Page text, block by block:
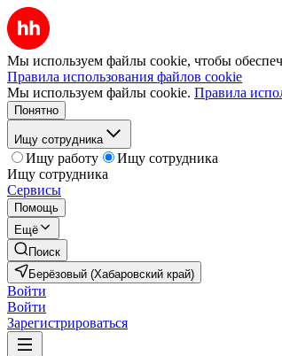
Мы используем файлы cookie, чтобы
Правила использования файлов cookie
Мы используем файлы cookie. Правила
Понятно
Ищу сотрудника
Ищу работу
Ищу сотрудника
Ищу сотрудника
Сервисы
Помощь
Ещё
Поиск
Берёзовый (Хабаровский край)
Войти
Войти
Зарегистрироваться